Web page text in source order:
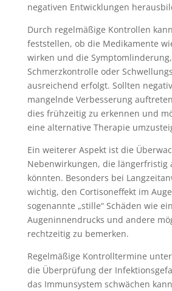
negativen Entwicklungen
Durch regelmäßige Kontrollen
feststellen, ob die Medikamente
wirken und die
Schmerzkontrolle oder
ausreichend erfolgt. Sollten
mangelnde Verbesserung
dies frühzeitig zu erkennen und
eine alternative Therapie
Ein weiterer Aspekt ist die
Nebenwirkungen, die längerfristig
könnten. Besonders bei
wichtig, den Cortisoneffekt im
sogenannte „stille“ Schäden wie
Augeninnendrucks und andere
rechtzeitig zu bemerken.
Regelmäßige Kontrolltermine
die Überprüfung der
das Immunsystem schwächen